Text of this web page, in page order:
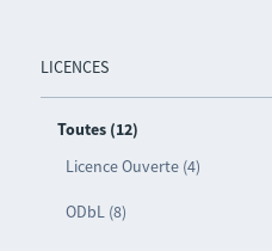
LICENCES
Toutes (12)
Licence Ouverte (4)
ODbL (8)